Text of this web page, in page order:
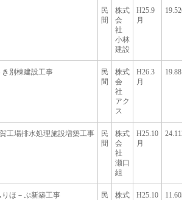
民
間
株式
会
社
小林
建設
H25.9
月
19.526
別棟建設工事
民
間
株式
会
社
アク
ス
H26.3
月
19.88
工場排水処理施設増築工事
民
間
株式
会
社
瀬口
組
H25.10
月
24.112
ほ－ぷ新築工事
民
株式
H25.10
11.603